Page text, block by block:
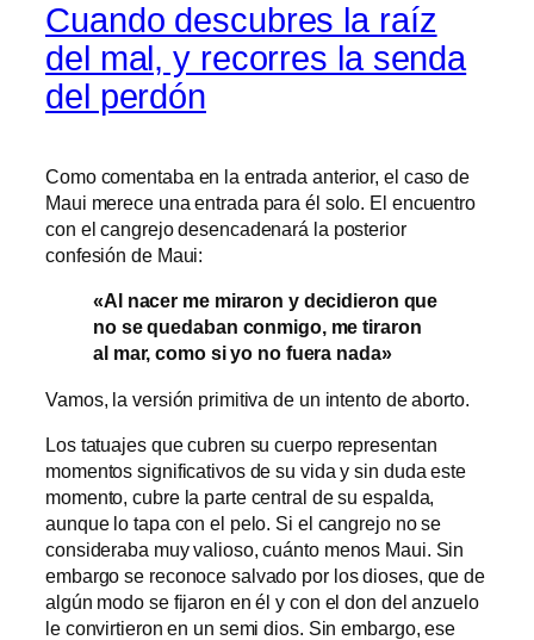
Cuando descubres la raíz
del mal, y recorres la senda
del perdón
Como comentaba en la entrada anterior, el caso de
Maui merece una entrada para él solo. El encuentro
con el cangrejo desencadenará la posterior
confesión de Maui:
«Al nacer me miraron y decidieron que
no se quedaban conmigo, me tiraron
al mar, como si yo no fuera nada»
Vamos, la versión primitiva de un intento de aborto.
Los tatuajes que cubren su cuerpo representan
momentos significativos de su vida y sin duda este
momento, cubre la parte central de su espalda,
aunque lo tapa con el pelo. Si el cangrejo no se
consideraba muy valioso, cuánto menos Maui. Sin
embargo se reconoce salvado por los dioses, que de
algún modo se fijaron en él y con el don del anzuelo
le convirtieron en un semi dios. Sin embargo, ese